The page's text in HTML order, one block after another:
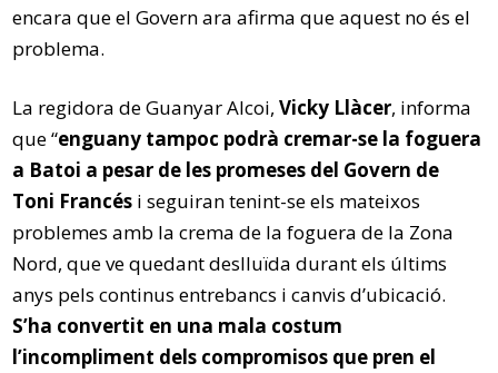
encara que el Govern ara afirma que aquest no és el
problema.
La regidora de Guanyar Alcoi,Vicky Llàcer, informa
que “enguany tampoc podrà cremar-se la foguera
a Batoi a pesar de les promeses del Govern de
Toni Francés i seguiran tenint-se els mateixos
problemes amb la crema de la foguera de la Zona
Nord, que ve quedant deslluïda durant els últims
anys pels continus entrebancs i canvis d’ubicació.
S’ha convertit en una mala costum
l’incompliment dels compromisos que pren el